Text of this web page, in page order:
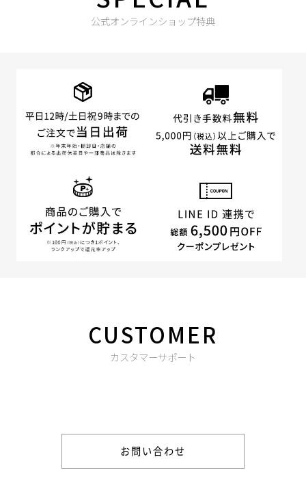
公式オンラインショップ特典
CUSTOMER
カスタマーサポート
お問い合わせ